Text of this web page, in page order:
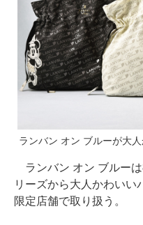
ランバン オン ブルーが大
ランバン オン ブルー
リーズから大人かわいい
限定店舗で取り扱う。